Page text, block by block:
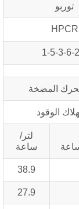
توربو
1-5-3-
المضخة
الوقود
لتر/
ساعة
38.9
27.9